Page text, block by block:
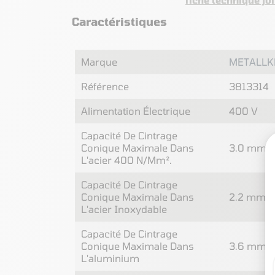
Caractéristiques
Marque
Référence 3813314
Alimentation Électrique 400 V
Capacité De Cintrage
Conique Maximale Dans
L'acier 400 N/mm².
3.0 mm
Capacité De Cintrage
Conique Maximale Dans
L'acier Inoxydable
2.2 mm
Capacité De Cintrage
Conique Maximale Dans
L'aluminium
3.6 mm